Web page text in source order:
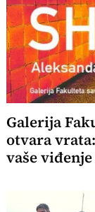
Galerija
otvara
vaše